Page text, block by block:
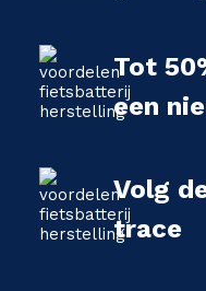
Tot
een
Volg
trace